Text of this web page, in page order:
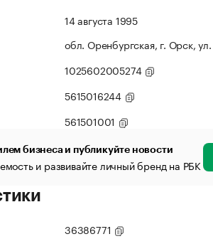
14 августа 1995
обл. Оренбургская, г. Орск,
1025602005274
5615016244
561501001
бизнеса и публикуйте новости
и развивайте личный бренд на РБК
36386771